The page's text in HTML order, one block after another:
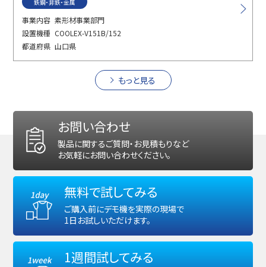
鉄鋼・非鉄・金属
事業内容 素形材事業部門
設置機種 COOLEX-V151B/152
都道府県 山口県
もっと見る
お問い合わせ
製品に関するご質問・お見積もりなど
お気軽にお問い合わせください。
無料で試してみる
ご購入前にデモ機を実際の現場で
1日お試しいただけます。
1週間試してみる